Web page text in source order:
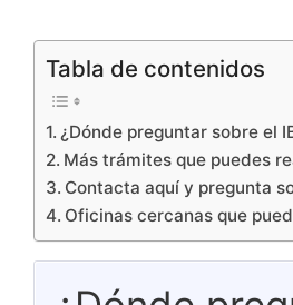
Tabla de contenidos
¿Dónde preguntar sobre el
Más trámites que puedes
Contacta aquí y pregunta
Oficinas cercanas que